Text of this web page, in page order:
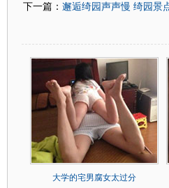
下一篇： 邂逅绮园声声慢 绮园景
大学的宅男腐女太过分